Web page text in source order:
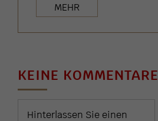
MEHR
KEINE KOMMENTARE